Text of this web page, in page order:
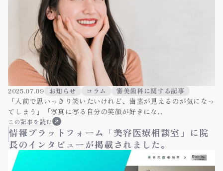
2025.07.09 お知らせ コラム 審美歯科に関する記事
「人前で思いっきり笑いたいけれど、歯茎が見えるのが気になっ
てしまう」「写真に写る自分の笑顔が好きにな...
この記事を読む
情報プラットフォーム「美容医療相談室」に院
長のインタビューが掲載されました。